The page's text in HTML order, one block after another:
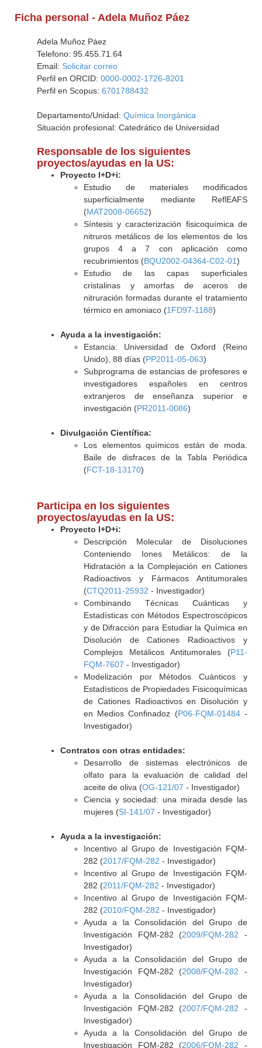
Ficha personal - Adela Muñoz Páez
Adela Muñoz Páez
Telefono: 95.455.71.64
Email: Solicitar correo
Perfil en ORCID: 0000-0002-1726-8201
Perfil en Scopus: 6701788432
Departamento/Unidad: Química Inorgánica
Situación profesional: Catedrático de Universidad
Responsable de los siguientes
proyectos/ayudas en la US:
Proyecto I+D+i:
Estudio de materiales modificados
superficialmente mediante ReflEAFS
(MAT2008-06652)
Síntesis y caracterización fisicoquímica de
nitruros metálicos de los elementos de los
grupos 4 a 7 con aplicación como
recubrimientos (BQU2002-04364-C02-01)
Estudio de las capas superficiales
cristalinas y amorfas de aceros de
nitruración formadas durante el tratamiento
térmico en amoniaco (1FD97-1188)
Ayuda a la investigación:
Estancia: Universidad de Oxford (Reino
Unido), 88 días (PP2011-05-063)
Subprograma de estancias de profesores e
investigadores españoles en centros
extranjeros de enseñanza superior e
investigación (PR2011-0086)
Divulgación Científica:
Los elementos químicos están de moda.
Baile de disfraces de la Tabla Periódica
(FCT-18-13170)
Participa en los siguientes
proyectos/ayudas en la US:
Proyecto I+D+i:
Descripción Molecular de Disoluciones
Conteniendo Iones Metálicos: de la
Hidratación a la Complejación en Cationes
Radioactivos y Fármacos Antitumorales
(CTQ2011-25932 - Investigador)
Combinando Técnicas Cuánticas y
Estadísticas con Métodos Espectroscópicos
y de Difracción para Estudiar la Química en
Disolución de Cationes Radioactivos y
Complejos Metálicos Antitumorales (P11-
FQM-7607 - Investigador)
Modelización por Métodos Cuánticos y
Estadísticos de Propiedades Fisicoquímicas
de Cationes Radioactivos en Disolución y
en Medios Confinadoz (P06-FQM-01484-
Investigador)
Contratos con otras entidades:
Desarrollo de sistemas electrónicos de
olfato para la evaluación de calidad del
aceite de oliva (OG-121/07 - Investigador)
Ciencia y sociedad: una mirada desde las
mujeres (SI-141/07 - Investigador)
Ayuda a la investigación:
Incentivo al Grupo de Investigación FQM-
282 (2017/FQM-282 - Investigador)
Incentivo al Grupo de Investigación FQM-
282 (2011/FQM-282 - Investigador)
Incentivo al Grupo de Investigación FQM-
282 (2010/FQM-282 - Investigador)
Ayuda a la Consolidación del Grupo de
Investigación FQM-282 (2009/FQM-282 -
Investigador)
Ayuda a la Consolidación del Grupo de
Investigación FQM-282 (2008/FQM-282 -
Investigador)
Ayuda a la Consolidación del Grupo de
Investigación FQM-282 (2007/FQM-282 -
Investigador)
Ayuda a la Consolidación del Grupo de
Investigación FQM-282 (2006/FQM-282 -